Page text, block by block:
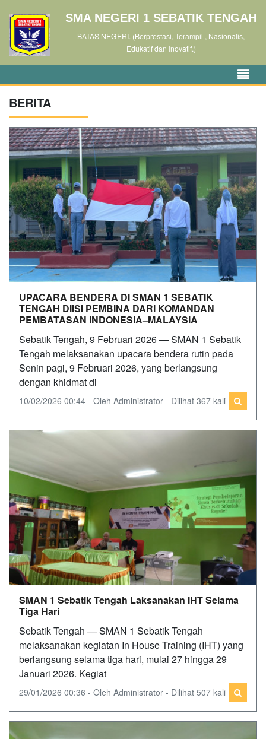
SMA NEGERI 1 SEBATIK TENGAH
BATAS NEGERI. (Berprestasi, Terampil , Nasionalis,
Edukatif dan Inovatif.)
BERITA
UPACARA BENDERA DI SMAN 1 SEBATIK
TENGAH DIISI PEMBINA DARI KOMANDAN
PEMBATASAN INDONESIA–MALAYSIA
Sebatik Tengah, 9 Februari 2026 — SMAN 1 Sebatik
Tengah melaksanakan upacara bendera rutin pada
Senin pagi, 9 Februari 2026, yang berlangsung
dengan khidmat di
10/02/2026 00:44 - Oleh Administrator - Dilihat 367 kali
SMAN 1 Sebatik Tengah Laksanakan IHT Selama
Tiga Hari
Sebatik Tengah — SMAN 1 Sebatik Tengah
melaksanakan kegiatan In House Training (IHT) yang
berlangsung selama tiga hari, mulai 27 hingga 29
Januari 2026. Kegiat
29/01/2026 00:36 - Oleh Administrator - Dilihat 507 kali